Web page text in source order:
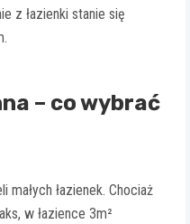
z łazienki stanie się
– co wybrać
łazienek. Chociaż
w łazience 3m²